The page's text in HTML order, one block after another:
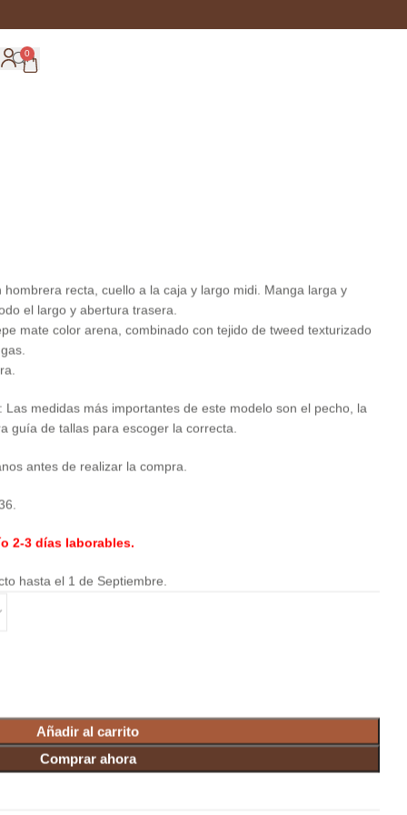
0
recta, cuello a la caja y largo midi. Manga larga y
el largo y abertura trasera.
mate color arena, combinado con tejido de tweed texturizado
Las medidas más importantes de este modelo son el pecho, la
guía de tallas para escoger la correcta.
antes de realizar la compra.
2-3 días laborables.
hasta el 1 de Septiembre.
Añadir al carrito
Comprar ahora